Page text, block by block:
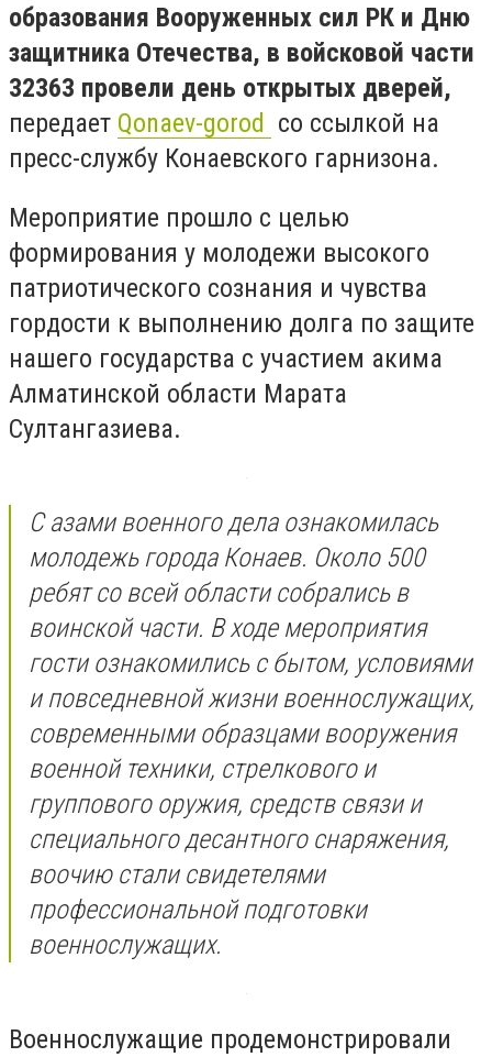
образования Вооруженных сил РК и Дню
защитника Отечества, в войсковой части
32363 провели день открытых дверей,
передает Qonaev-gorod со ссылкой на
пресс-службу Конаевского гарнизона.
Мероприятие прошло с целью
формирования у молодежи высокого
патриотического сознания и чувства
гордости к выполнению долга по защите
нашего государства с участием акима
Алматинской области Марата
Султангазиева.
С азами военного дела ознакомилась
молодежь города Конаев. Около 500
ребят со всей области собрались в
воинской части. В ходе мероприятия
гости ознакомились с бытом, условиями
и повседневной жизни военнослужащих,
современными образцами вооружения
военной техники, стрелкового и
группового оружия, средств связи и
специального десантного снаряжения,
воочию стали свидетелями
профессиональной подготовки
военнослужащих.
Военнослужащие продемонстрировали